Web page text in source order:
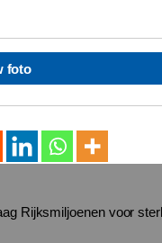
foto
Rijksmiljoenen voor